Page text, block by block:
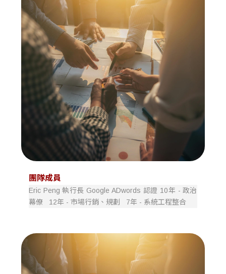
時，我們將視該服務功
團隊成員
Eric Peng 執行長 Google ADwords 認證 10年 - 政治
幕僚 12年 - 市場行銷、規劃 7年 - 系統工程整合